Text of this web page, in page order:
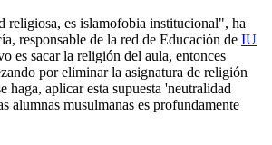
religiosa, es islamofobia institucional", ha
responsable de la red de Educación de IU
es sacar la religión del aula, entonces
por eliminar la asignatura de religión
haga, aplicar esta supuesta 'neutralidad
alumnas musulmanas es profundamente